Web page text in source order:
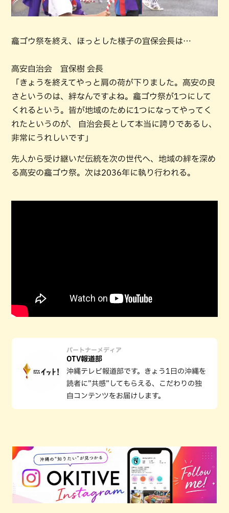
龕ゴウ祭を終え、ほっとした様子の宜保会長は…
高安自治会 宜保樹 会長
「きょうを終えてやっと肩の荷が下りました。高安の良
さというのは、絆なんですよね。龕ゴウ祭が1つにして
くれるという。皆が地域のために1つになってやってく
れたというのが、 自治会長として本当に誇りであるし、
非常にうれしいです」
先人から受け継いだ伝統を次の世代へ、地域の絆を深め
る高安の龕ゴウ祭。次は2036年に執り行われる。
パートナーメディア
OTV報道部
沖縄テレビ報道部です。きょう1日の沖縄を
読者に”共感”してもらえる、こだわりの独
自コンテンツをお届けします。